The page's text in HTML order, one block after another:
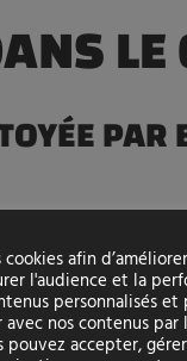
afin
l'audience et la
personnalisés et
nos contenus par
pouvez accepter,